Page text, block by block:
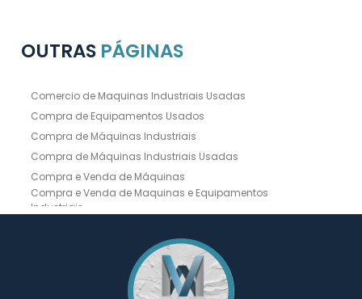
OUTRAS PÁGINAS
Comercio de Maquinas Industriais Usadas
Compra de Equipamentos Usados
Compra de Máquinas Industriais
Compra de Máquinas Industriais Usadas
Compra e Venda de Máquinas
Compra e Venda de Maquinas e Equipamentos
Industriais
Compra e Venda de Máquinas Operatrizes
Dobradeira CNC Usada
Dobradeira de Chapa Hidráulica Usada